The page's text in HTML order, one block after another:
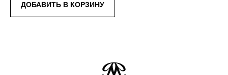
ДОБАВИТЬ В КОРЗИНУ